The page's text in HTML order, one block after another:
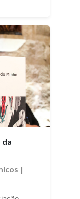
da
|